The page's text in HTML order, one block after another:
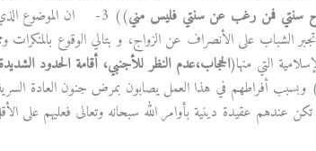
سنتي فمن رغب عن سنتي فليس مني
)) 3- ان الموضوع
الشباب على الأنصراف عن الزواج، و بتالي الوقوع
التي منها(الحجاب،عدم النظر للأجنبي، أقامة الحدود
وبسبب أفراطهم في هذا العمل يصابون بمرض جنون العادة السرية
عندهم عقيدة دينية بأوامر الله سبحانه وتعالى فعليهم على